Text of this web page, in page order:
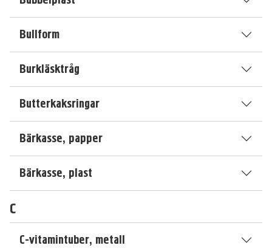
Bullform
Burkläsktråg
Butterkaksringar
Bärkasse, papper
Bärkasse, plast
C
C-vitamintuber, metall